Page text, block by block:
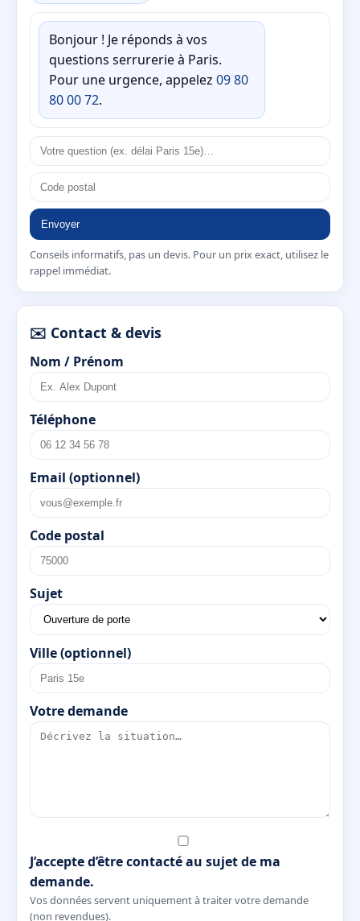
Bonjour ! Je réponds à vos
questions serrurerie à Paris.
Pour une urgence, appelez 09 80
80 00 72.
Envoyer
Conseils informatifs, pas un devis. Pour un prix exact, utilisez le
rappel immédiat.
✉️ Contact & devis
Nom / Prénom
Téléphone
Email (optionnel)
Code postal
Sujet
Ville (optionnel)
Votre demande
J’accepte d’être contacté au sujet de ma
demande.
Vos données servent uniquement à traiter votre demande
(non revendues).